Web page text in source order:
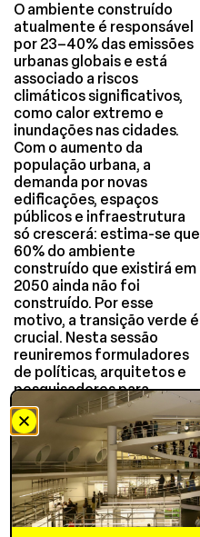
O ambiente construído
atualmente é responsável
por 23–40% das emissões
urbanas globais e está
associado a riscos
climáticos significativos,
como calor extremo e
inundações nas cidades.
Com o aumento da
população urbana, a
demanda por novas
edificações, espaços
públicos e infraestrutura
só crescerá: estima-se que
60% do ambiente
construído que existirá em
2050 ainda não foi
construído. Por esse
motivo, a transição verde é
crucial. Nesta sessão
reuniremos formuladores
de políticas, arquitetos e
pesquisadores para
explorar de forma prática
como podemos alcançar
essa meta. Com estudos
de casos reais e expertise
global, esta sessão
demonstrará como a
transformação do
ambiente construído no